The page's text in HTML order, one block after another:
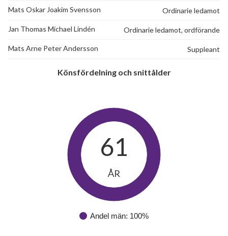
Mats Oskar Joakim Svensson Ordinarie ledamot
Jan Thomas Michael Lindén Ordinarie ledamot, ordförande
Mats Arne Peter Andersson Suppleant
Könsfördelning och snittålder
Andel män: 100%
61
ÅR